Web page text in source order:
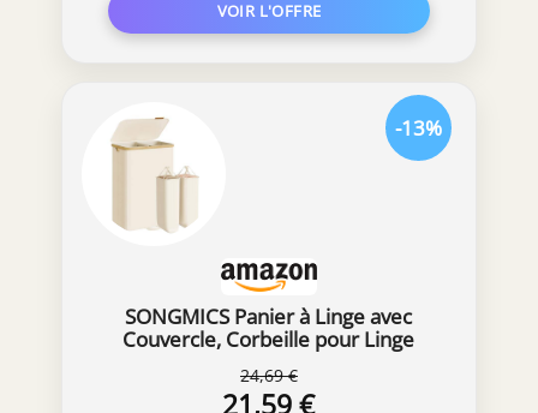
SONGMICS Panier à Linge avec
Couvercle, Corbeille pour Linge
Sale, Sacs Amovibles, Cadre en
Bambou, pour Buanderie, Chambre,
2 Compartiments, 150 Litres, Blanc
24,69 €
-13%